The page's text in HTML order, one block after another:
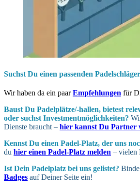
Suchst Du einen passenden
Wir haben da ein paarEmpfehlungen für
Baust Du Padel­plätze/-hallen, bietest
oder suchst In­vest­ment­möglich­keiten?
Dienste braucht – hier kannst Du Partner
Kennst Du einen Padel-Platz, der uns
du hier einen Padel-Platz melden – vielen
Ist Dein Padel­platz bei uns gelistet?
Badges auf Deiner Seite ein!